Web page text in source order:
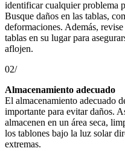
identificar cualquier problema
Busque daños en las tablas,
deformaciones. Además,
tablas en su lugar para
aflojen.
02/
Almacenamiento adecuado
El almacenamiento adecuado
importante para evitar daños.
almacenen en un área seca,
los tablones bajo la luz solar
extremas.